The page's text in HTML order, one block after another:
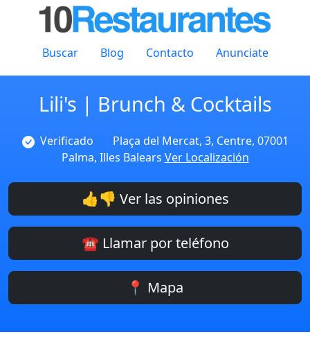
Buscar Blog Contacto Anunciate
Lili's | Brunch & Cocktails
Verificado
Plaça del Mercat, 3, Centre, 07001
Palma, Illes Balears Ver Localización
👍👎 Ver las opiniones
☎️ Llamar por teléfono
📍 Mapa